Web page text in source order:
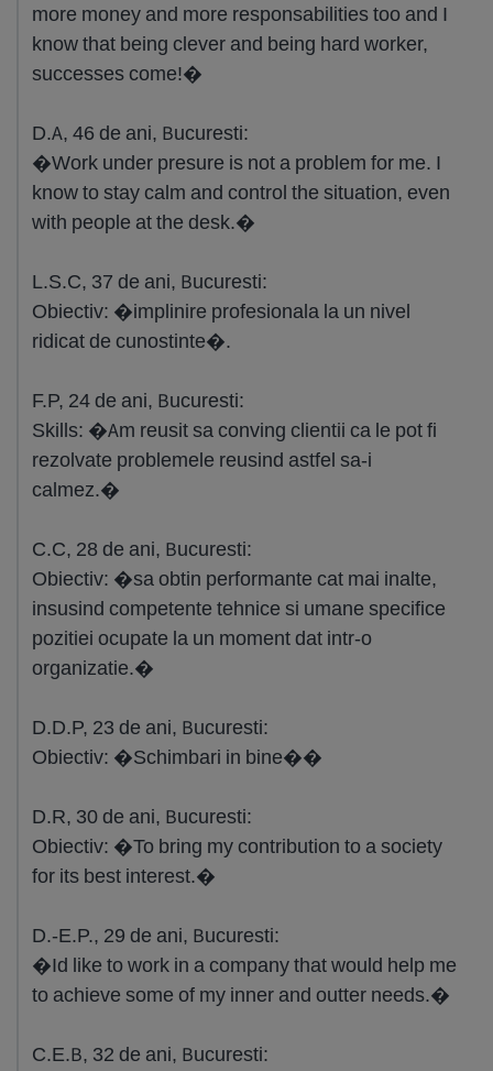
more money and more responsabilities too and I
know that being clever and being hard worker,
successes come!�
D.A, 46 de ani, Bucuresti:
�Work under presure is not a problem for me. I
know to stay calm and control the situation, even
with people at the desk.�
L.S.C, 37 de ani, Bucuresti:
Obiectiv: �implinire profesionala la un nivel
ridicat de cunostinte�.
F.P, 24 de ani, Bucuresti:
Skills: �Am reusit sa conving clientii ca le pot fi
rezolvate problemele reusind astfel sa-i
calmez.�
C.C, 28 de ani, Bucuresti:
Obiectiv: �sa obtin performante cat mai inalte,
insusind competente tehnice si umane specifice
pozitiei ocupate la un moment dat intr-o
organizatie.�
D.D.P, 23 de ani, Bucuresti:
Obiectiv: �Schimbari in bine��
D.R, 30 de ani, Bucuresti:
Obiectiv: �To bring my contribution to a society
for its best interest.�
D.-E.P., 29 de ani, Bucuresti:
�Id like to work in a company that would help me
to achieve some of my inner and outter needs.�
C.E.B, 32 de ani, Bucuresti: